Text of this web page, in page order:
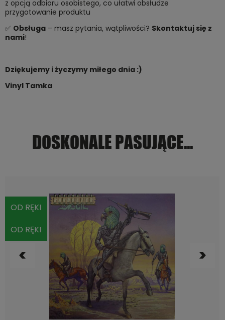
z opcją odbioru osobistego, co ułatwi obsłudze
przygotowanie produktu
✅ Obsługa – masz pytania, wątpliwości? Skontaktuj się z
nami!
Dziękujemy i życzymy miłego dnia :)
Vinyl Tamka
DOSKONALE PASUJĄCE...
DO KOSZYKA
OD RĘKI
OD RĘKI